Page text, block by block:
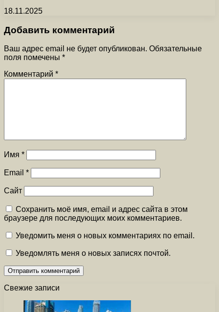
18.11.2025
Добавить комментарий
Ваш адрес email не будет опубликован. Обязательные
поля помечены *
Комментарий *
Имя *
Email *
Сайт
Сохранить моё имя, email и адрес сайта в этом
браузере для последующих моих комментариев.
Уведомить меня о новых комментариях по email.
Уведомлять меня о новых записях почтой.
Свежие записи